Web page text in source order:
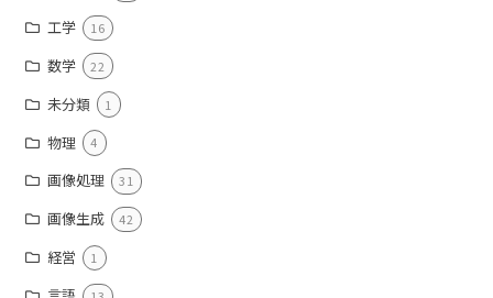
工学 16
数学 22
未分類 1
物理 4
画像処理 31
画像生成 42
経営 1